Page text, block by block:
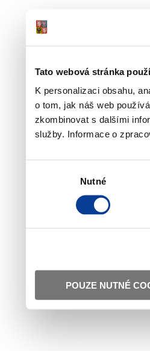
Tato webová stránka
K personalizaci obsahu,
o tom, jak náš web
zkombinovat s dalšími
služby. Informace o
Nutné
POUZE NUTNÉ